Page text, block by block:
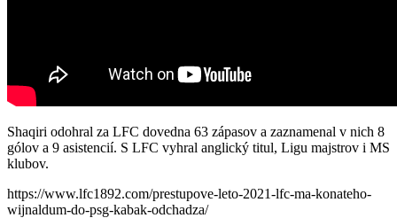
Shaqiri odohral za LFC dovedna 63 zápasov a zaznamenal v nich 8
gólov a 9 asistencií. S LFC vyhral anglický titul, Ligu majstrov i MS
klubov.
https://www.lfc1892.com/prestupove-leto-2021-lfc-ma-konateho-
wijnaldum-do-psg-kabak-odchadza/